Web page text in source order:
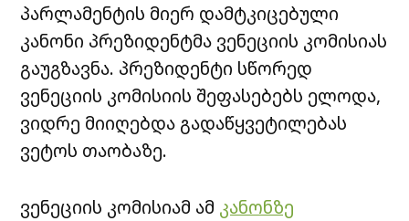
პარლამენტის მიერ დამტკიცებული
კანონი პრეზიდენტმა ვენეციის კომისიას
გაუგზავნა. პრეზიდენტი სწორედ
ვენეციის კომისიის შეფასებებს ელოდა,
ვიდრე მიიღებდა გადაწყვეტილებას
ვეტოს თაობაზე.
ვენეციის კომისიამ ამ კანონზე